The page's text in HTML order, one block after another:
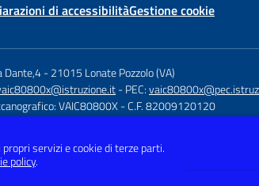
di accessibilitàGestione cookie
Dante,4-21015 Lonate Pozzolo (VA)
- PEC:
VAIC80800X - C.F. 82009120120
Sito
servizi e cookie di terze parti.
policy.